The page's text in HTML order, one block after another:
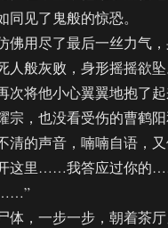
同见了鬼般的惊恐。
用尽了最后一丝力气，
人般灰败，身形摇摇欲
将他小心翼翼地抱了起
，也没看受伤的曹鹤阳
清的声音，喃喃自语，
里……我答应过你的
，一步一步，朝着茶厅